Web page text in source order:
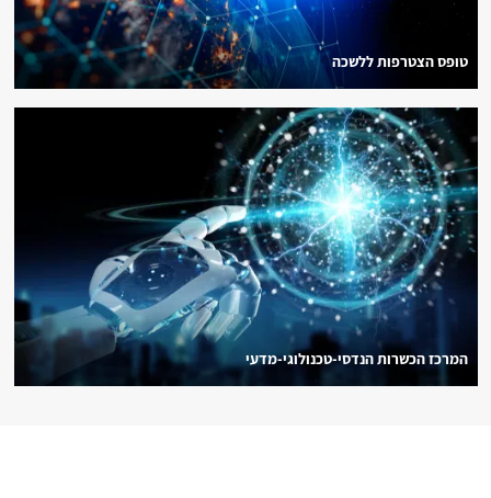
טופס הצטרפות ללשכה
המרכז הכשרות הנדסי-טכנולוגי-מדעי